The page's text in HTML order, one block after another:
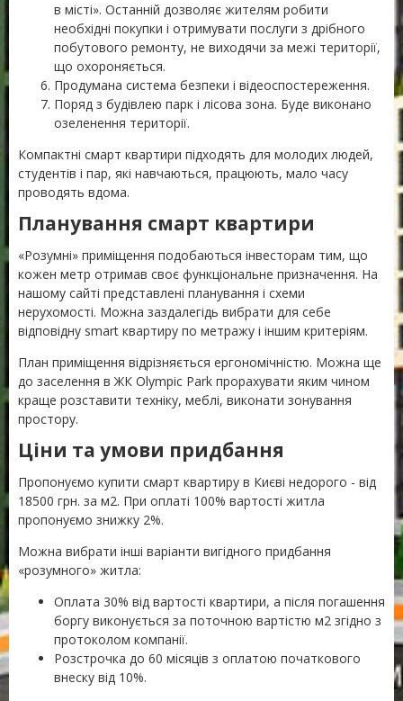
в місті». Останній дозволяє жителям робити
необхідні покупки і отримувати послуги з дрібного
побутового ремонту, не виходячи за межі території,
що охороняється.
Продумана система безпеки і відеоспостереження.
Поряд з будівлею парк і лісова зона. Буде виконано
озеленення території.
Компактні смарт квартири підходять для молодих людей,
студентів і пар, які навчаються, працюють, мало часу
проводять вдома.
Планування смарт квартири
«Розумні» приміщення подобаються інвесторам тим, що
кожен метр отримав своє функціональне призначення. На
нашому сайті представлені планування і схеми
нерухомості. Можна заздалегідь вибрати для себе
відповідну smart квартиру по метражу і іншим критеріям.
План приміщення відрізняється ергономічністю. Можна ще
до заселення в ЖК Olympic Park прорахувати яким чином
краще розставити техніку, меблі, виконати зонування
простору.
Ціни та умови придбання
Пропонуємо купити смарт квартиру в Києві недорого - від
18500 грн. за м2. При оплаті 100% вартості житла
пропонуємо знижку 2%.
Можна вибрати інші варіанти вигідного придбання
«розумного» житла:
Оплата 30% від вартості квартири, а після погашення
боргу виконується за поточною вартістю м2 згідно з
протоколом компанії.
Розстрочка до 60 місяців з оплатою початкового
внеску від 10%.